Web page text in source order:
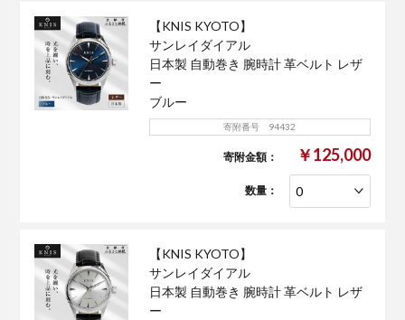
【KNIS KYOTO】
サンレイダイアル
日本製 自動巻き 腕時計 革ベルト レザ
ー
ブルー
寄附番号 94432
寄附金額： ￥125,000
数量：
【KNIS KYOTO】
サンレイダイアル
日本製 自動巻き 腕時計 革ベルト レザ
ー